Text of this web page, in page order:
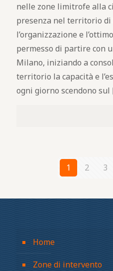
nelle zone limitrofe alla
presenza nel territorio di
l’organizzazione e
permesso di partire con
Milano, iniziando a
territorio la capacità e
ogni giorno scendono sul
1 2 3
Home
Zone di intervento